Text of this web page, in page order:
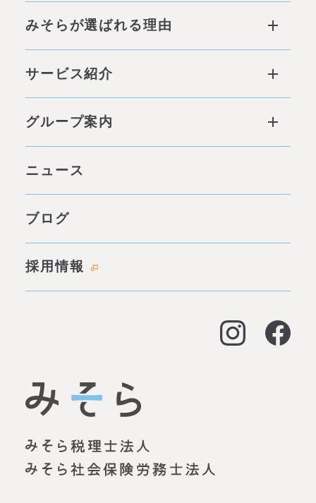
みそらが選ばれる理由
私たちの6つの強み
他社との違い
サービス紹介
みそらの独自性
料金表
資金調達（事業融資）
資金調達（創業融資）
労務顧問
グループ案内
わたしたちの約束
代表あいさつ
名古屋オフィス
明石オフィス
ニュース
ブログ
採用情報